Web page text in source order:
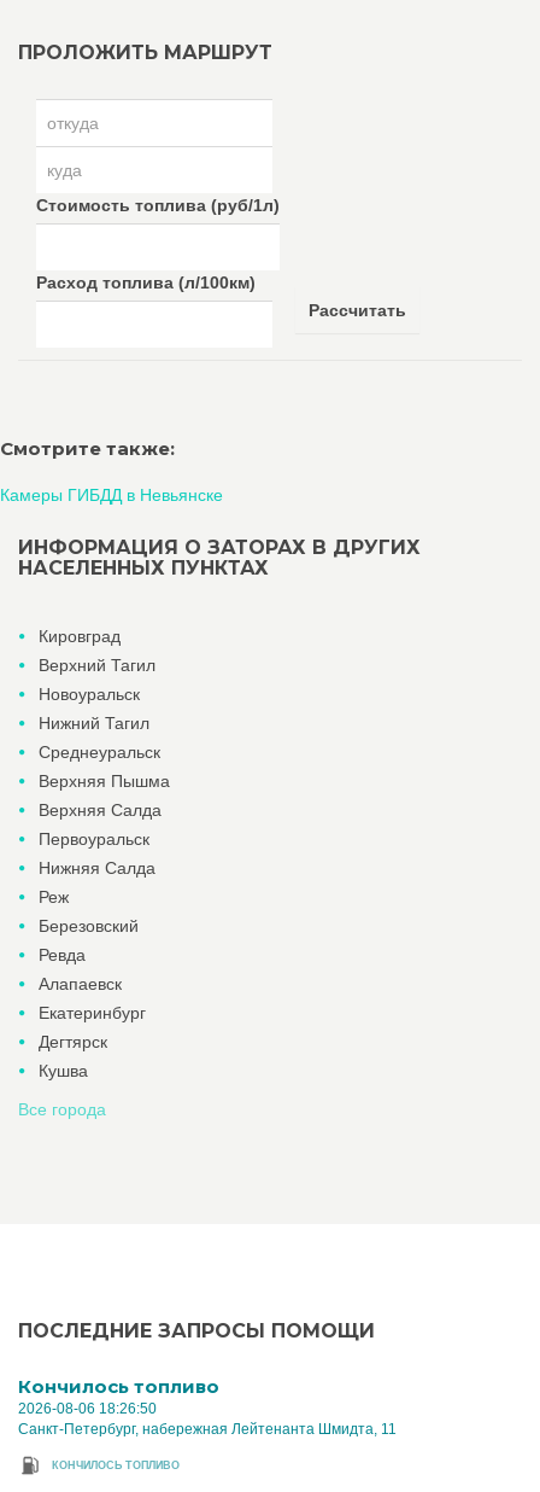
ПРОЛОЖИТЬ МАРШРУТ
Стоимость топлива (руб/1л)
Расход топлива (л/100км)
Рассчитать
Смотрите также:
Камеры ГИБДД в Невьянске
ИНФОРМАЦИЯ О ЗАТОРАХ В ДРУГИХ
НАСЕЛЕННЫХ ПУНКТАХ
Кировград
Верхний Тагил
Новоуральск
Нижний Тагил
Среднеуральск
Верхняя Пышма
Верхняя Салда
Первоуральск
Нижняя Салда
Реж
Березовский
Ревда
Алапаевск
Екатеринбург
Дегтярск
Кушва
Все города
ПОСЛЕДНИЕ ЗАПРОСЫ ПОМОЩИ
Кончилось топливо
2026-08-06 18:26:50
Санкт-Петербург, набережная Лейтенанта Шмидта, 11
КОНЧИЛОСЬ ТОПЛИВО